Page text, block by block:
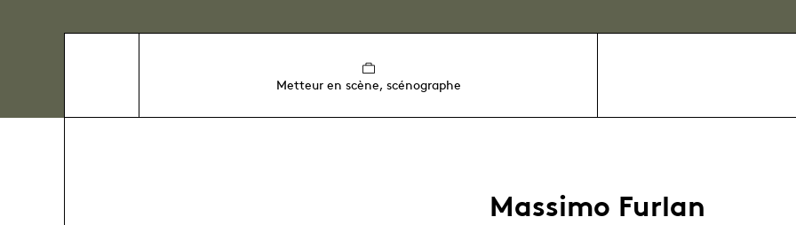
Metteur en scène, scénographe
Massimo Furlan